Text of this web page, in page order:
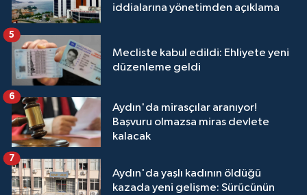
iddialarına yönetimden açıklama
Mecliste kabul edildi: Ehliyete yeni
düzenleme geldi
5
Aydın'da mirasçılar aranıyor!
Başvuru olmazsa miras devlete
kalacak
6
Aydın'da yaşlı kadının öldüğü
kazada yeni gelişme: Sürücünün
7